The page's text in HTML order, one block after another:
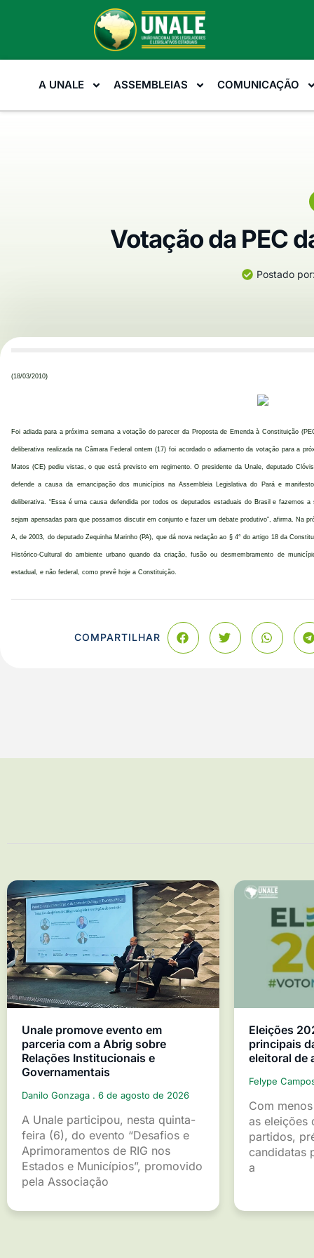
A UNALE ASSEMBLEIAS COMUNICAÇÃO
Votação da PEC
Postado
(18/03/2010)
Foi adiada para a próxima semana a votação do parecer da Proposta de Emenda à Constituição
deliberativa realizada na Câmara Federal ontem (17) foi acordado o adiamento da votação para a
Matos (CE) pediu vistas, o que está previsto em regimento. O presidente da Unale, deputado
defende a causa da emancipação dos municípios na Assembleia Legislativa do Pará e
deliberativa. “Essa é uma causa defendida por todos os deputados estaduais do Brasil e fazemos
sejam apensadas para que possamos discutir em conjunto e fazer um debate produtivo”, afirma. Na
A, de 2003, do deputado Zequinha Marinho (PA), que dá nova redação ao § 4° do artigo 18 da
Histórico-Cultural do ambiente urbano quando da criação, fusão ou desmembramento de
estadual, e não federal, como prevê hoje a Constituição.
COMPARTILHAR
Unale promove evento em
parceria com a Abrig sobre
Relações Institucionais e
Governamentais
Danilo Gonzaga 6 de agosto de 2026
A Unale participou, nesta quinta-
feira (6), do evento “Desafios e
Aprimoramentos de RIG nos
Estados e Municípios”, promovido
pela Associação
Eleições
principais
eleitoral de
Felype
Com
as eleições
partidos,
candidatas
a